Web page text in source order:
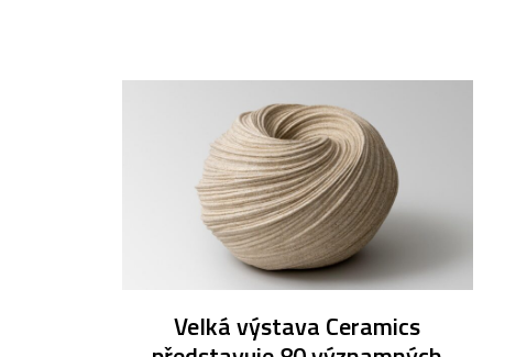
Velká výstava Ceramics